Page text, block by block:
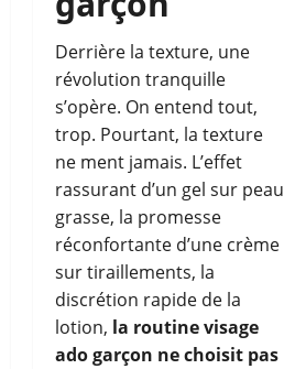
Derrière la texture, une
révolution tranquille
s’opère. On entend tout,
trop. Pourtant, la texture
ne ment jamais. L’effet
rassurant d’un gel sur peau
grasse, la promesse
réconfortante d’une crème
sur tiraillements, la
discrétion rapide de la
lotion, la routine visage
ado garçon ne choisit pas